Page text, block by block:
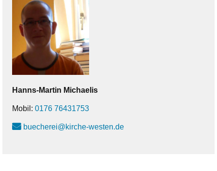
Hanns-Martin Michaelis
Mobil: 0176 76431753
buecherei@kirche-westen.de